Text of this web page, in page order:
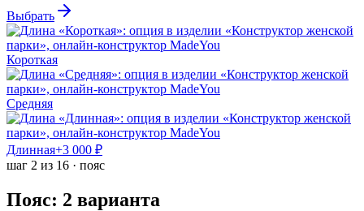
Выбрать
Короткая
Средняя
Длинная+3 000 ₽
шаг 2 из 16 · пояс
Пояс: 2 варианта